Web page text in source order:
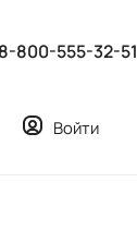
8-800-555-32-51
Войти